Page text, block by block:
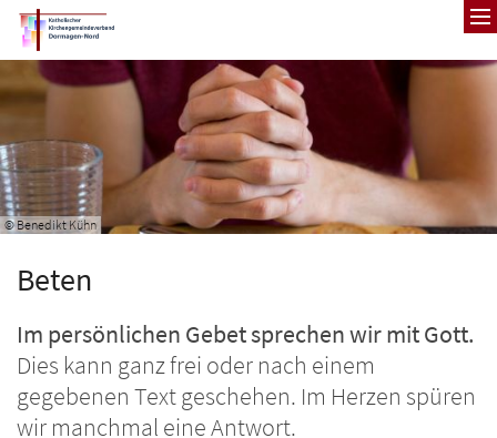
Zum Inhalt springen
© Benedikt Kühn
Beten
Im persönlichen Gebet sprechen wir mit Gott.
Dies kann ganz frei oder nach einem
gegebenen Text geschehen. Im Herzen spüren
wir manchmal eine Antwort.